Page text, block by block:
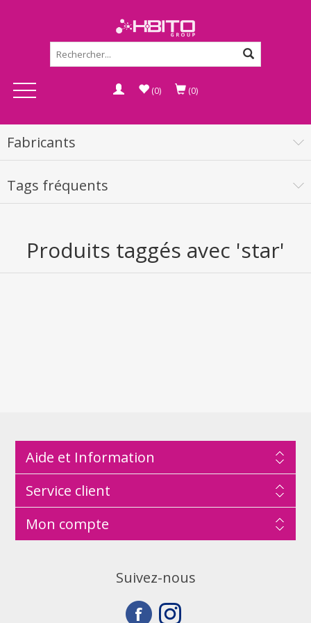
(0) (0)
Fabricants
Tags fréquents
Produits taggés avec 'star'
Aide et Information
Service client
Mon compte
Suivez-nous